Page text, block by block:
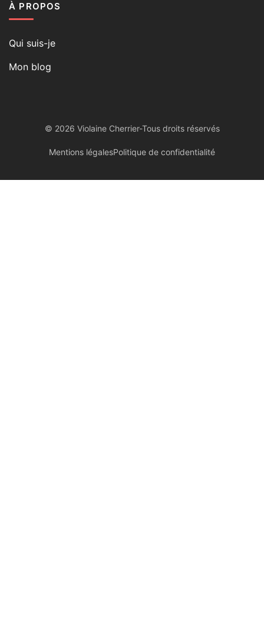
À PROPOS
Qui suis-je
Mon blog
© 2026 Violaine Cherrier-Tous droits réservés
Mentions légalesPolitique de confidentialité